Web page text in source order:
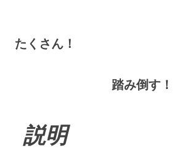
たくさん！
踏み倒す！
説明